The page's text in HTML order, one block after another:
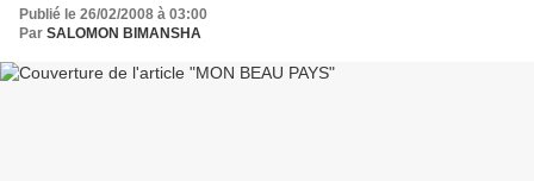
Publié le 26/02/2008 à 03:00
Par SALOMON BIMANSHA